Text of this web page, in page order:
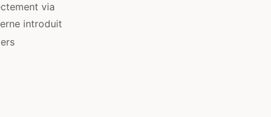
via
introduit